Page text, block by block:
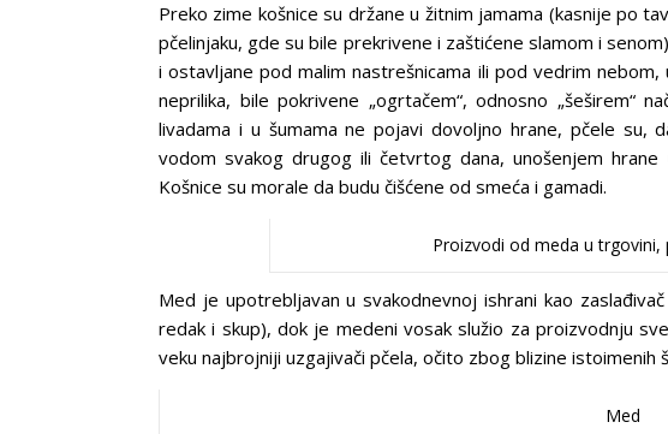
Preko zime košnice su držane u žitnim jamama (kasnije po
pčelinjaku, gde su bile prekrivene i zaštićene slamom i
i ostavljane pod malim nastrešnicama ili pod vedrim
neprilika, bile pokrivene „ogrtačem“, odnosno „šeširem“
livadama i u šumama ne pojavi dovoljno hrane, pčele su,
vodom svakog drugog ili četvrtog dana, unošenjem
Košnice su morale da budu čišćene od smeća i gamadi.
Proizvodi od meda u trgovini,
Med je upotrebljavan u svakodnevnoj ishrani kao
redak i skup), dok je medeni vosak služio za proizvodnju
veku najbrojniji uzgajivači pčela, očito zbog blizine istoimenih
Med